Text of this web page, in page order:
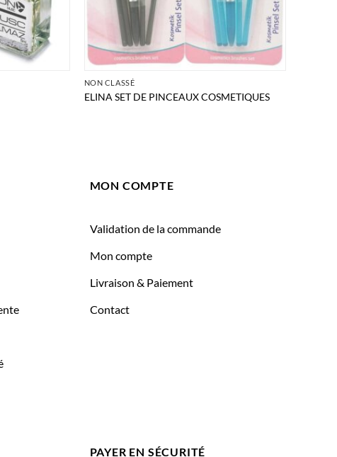
NON CLASSÉ
ELINA SET DE PINCEAUX COSMETIQUES
MON COMPTE
Validation de la commande
Mon compte
Livraison & Paiement
Contact
PAYER EN SÉCURITÉ